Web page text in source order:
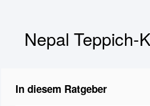
Nepal Teppich-
In diesem Ratgeber